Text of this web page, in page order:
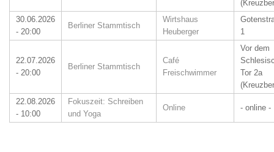
30.06.2026
- 20:00
Berliner Stammtisch
Wirtshaus
Heuberger
1
22.07.2026
- 20:00
Berliner Stammtisch
Café
Freischwimmer
Vor dem
Tor 2a
22.08.2026
- 10:00
Fokuszeit: Schreiben
und Yoga
Online - online -